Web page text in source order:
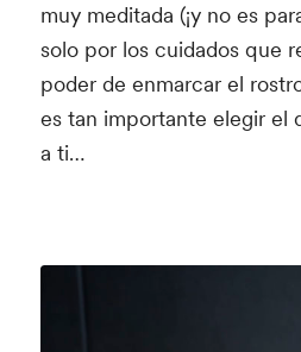
muy meditada (¡y no es
solo por los cuidados que
poder de enmarcar el
es tan importante elegir el
a ti…